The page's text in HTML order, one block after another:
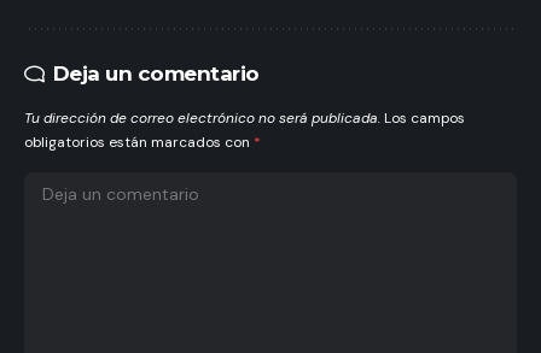
Deja un comentario
Tu dirección de correo electrónico no será publicada. Los campos
obligatorios están marcados con *